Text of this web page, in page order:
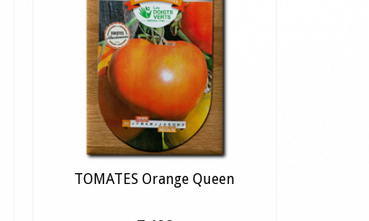
TOMATES Orange Queen